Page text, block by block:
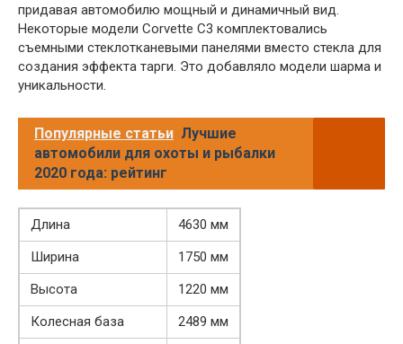
придавая автомобилю мощный и динамичный вид.
Некоторые модели Corvette C3 комплектовались
съемными стеклотканевыми панелями вместо стекла для
создания эффекта тарги. Это добавляло модели шарма и
уникальности.
Популярные статьи Лучшие
автомобили для охоты и рыбалки
2020 года: рейтинг
Длина
4630 мм
Ширина
1750 мм
Высота
1220 мм
Колесная база
2489 мм